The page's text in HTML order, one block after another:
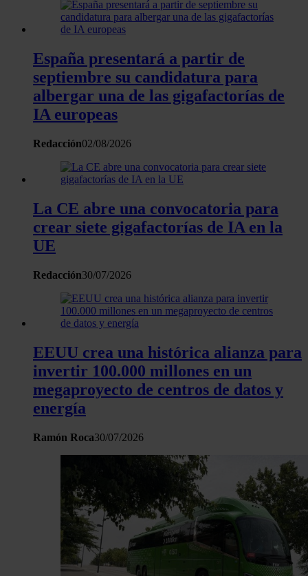
España presentará a partir de
septiembre su candidatura para
albergar una de las gigafactorías de
IA europeas
Redacción02/08/2026
La CE abre una convocatoria para
crear siete gigafactorías de IA en la
UE
Redacción30/07/2026
EEUU crea una histórica alianza para
invertir 100.000 millones en un
megaproyecto de centros de datos y
energía
Ramón Roca30/07/2026